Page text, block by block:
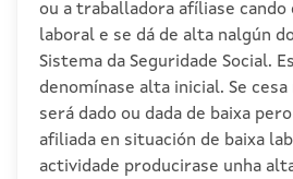
ou a traballadora afíliase cando
laboral e se dá de alta nalgún
Sistema da Seguridade Social.
denomínase alta inicial. Se cesa
será dado ou dada de baixa
afiliada en situación de baixa
actividade producirase unha